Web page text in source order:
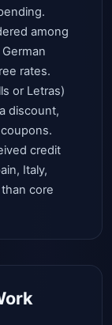
among
rates.
or Letras)
discount,
credit
Italy,
core